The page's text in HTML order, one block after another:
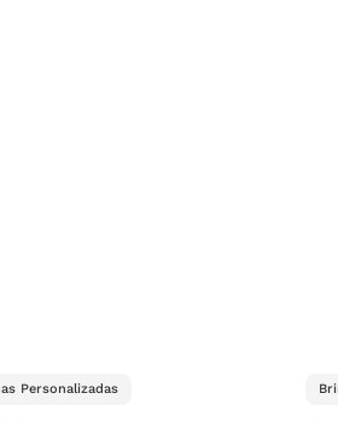
Personalizadas